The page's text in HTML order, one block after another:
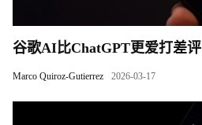
谷歌AI比ChatGPT更爱打差评
Marco Quiroz-Gutierrez 2026-03-17